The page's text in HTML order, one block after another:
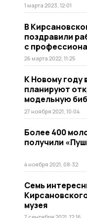
1 марта 2023, 12:01
В
поздравили
с
26 марта 2022, 11:25
К Новому году
планируют
модельную
27 ноября 2021, 10:04
Более 400
получили
4 ноября 2021, 08:32
Семь
музея